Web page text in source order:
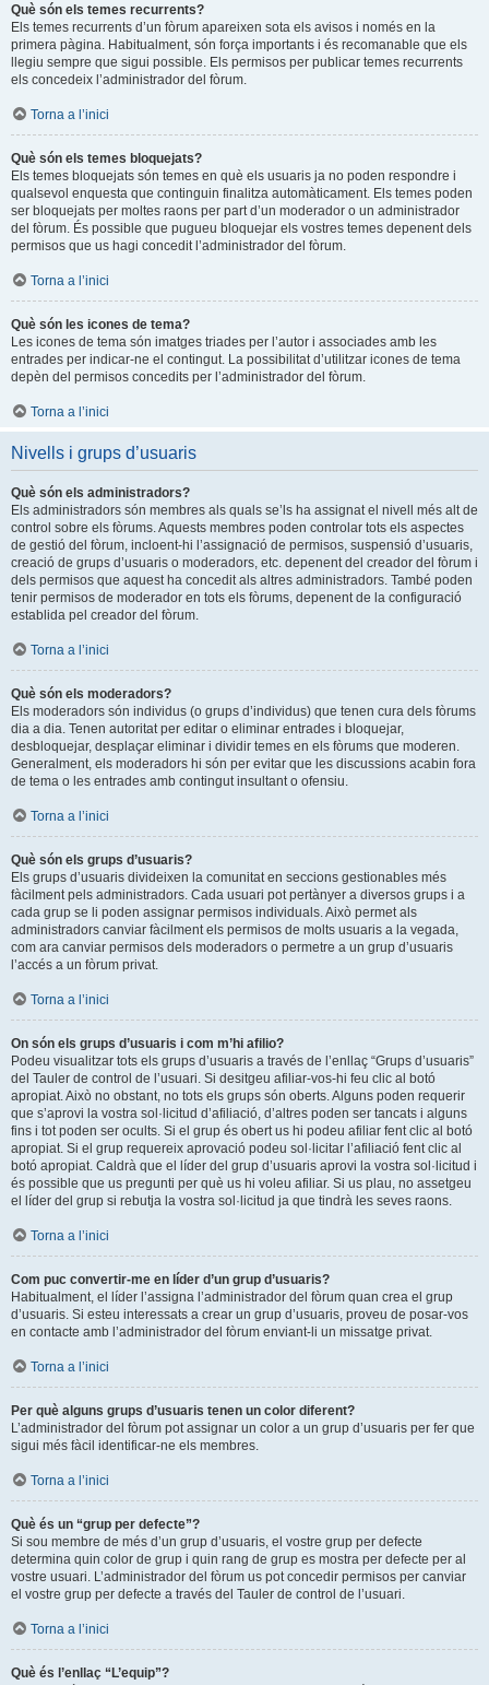
Què són els temes recurrents?
Els temes recurrents d’un fòrum apareixen sota els avisos i només en la
primera pàgina. Habitualment, són força importants i és recomanable que els
llegiu sempre que sigui possible. Els permisos per publicar temes recurrents
els concedeix l’administrador del fòrum.
Torna a l’inici
Què són els temes bloquejats?
Els temes bloquejats són temes en què els usuaris ja no poden respondre i
qualsevol enquesta que continguin finalitza automàticament. Els temes poden
ser bloquejats per moltes raons per part d’un moderador o un administrador
del fòrum. És possible que pugueu bloquejar els vostres temes depenent dels
permisos que us hagi concedit l’administrador del fòrum.
Torna a l’inici
Què són les icones de tema?
Les icones de tema són imatges triades per l’autor i associades amb les
entrades per indicar-ne el contingut. La possibilitat d’utilitzar icones de tema
depèn del permisos concedits per l’administrador del fòrum.
Torna a l’inici
Nivells i grups d’usuaris
Què són els administradors?
Els administradors són membres als quals se’ls ha assignat el nivell més alt de
control sobre els fòrums. Aquests membres poden controlar tots els aspectes
de gestió del fòrum, incloent-hi l’assignació de permisos, suspensió d’usuaris,
creació de grups d’usuaris o moderadors, etc. depenent del creador del fòrum i
dels permisos que aquest ha concedit als altres administradors. També poden
tenir permisos de moderador en tots els fòrums, depenent de la configuració
establida pel creador del fòrum.
Torna a l’inici
Què són els moderadors?
Els moderadors són individus (o grups d’individus) que tenen cura dels fòrums
dia a dia. Tenen autoritat per editar o eliminar entrades i bloquejar,
desbloquejar, desplaçar eliminar i dividir temes en els fòrums que moderen.
Generalment, els moderadors hi són per evitar que les discussions acabin fora
de tema o les entrades amb contingut insultant o ofensiu.
Torna a l’inici
Què són els grups d’usuaris?
Els grups d’usuaris divideixen la comunitat en seccions gestionables més
fàcilment pels administradors. Cada usuari pot pertànyer a diversos grups i a
cada grup se li poden assignar permisos individuals. Això permet als
administradors canviar fàcilment els permisos de molts usuaris a la vegada,
com ara canviar permisos dels moderadors o permetre a un grup d’usuaris
l’accés a un fòrum privat.
Torna a l’inici
On són els grups d’usuaris i com m’hi afilio?
Podeu visualitzar tots els grups d’usuaris a través de l’enllaç “Grups d’usuaris”
del Tauler de control de l’usuari. Si desitgeu afiliar-vos-hi feu clic al botó
apropiat. Això no obstant, no tots els grups són oberts. Alguns poden requerir
que s’aprovi la vostra sol·licitud d’afiliació, d’altres poden ser tancats i alguns
fins i tot poden ser ocults. Si el grup és obert us hi podeu afiliar fent clic al botó
apropiat. Si el grup requereix aprovació podeu sol·licitar l’afiliació fent clic al
botó apropiat. Caldrà que el líder del grup d’usuaris aprovi la vostra sol·licitud i
és possible que us pregunti per què us hi voleu afiliar. Si us plau, no assetgeu
el líder del grup si rebutja la vostra sol·licitud ja que tindrà les seves raons.
Torna a l’inici
Com puc convertir-me en líder d’un grup d’usuaris?
Habitualment, el líder l’assigna l’administrador del fòrum quan crea el grup
d’usuaris. Si esteu interessats a crear un grup d’usuaris, proveu de posar-vos
en contacte amb l’administrador del fòrum enviant-li un missatge privat.
Torna a l’inici
Per què alguns grups d’usuaris tenen un color diferent?
L’administrador del fòrum pot assignar un color a un grup d’usuaris per fer que
sigui més fàcil identificar-ne els membres.
Torna a l’inici
Què és un “grup per defecte”?
Si sou membre de més d’un grup d’usuaris, el vostre grup per defecte
determina quin color de grup i quin rang de grup es mostra per defecte per al
vostre usuari. L’administrador del fòrum us pot concedir permisos per canviar
el vostre grup per defecte a través del Tauler de control de l’usuari.
Torna a l’inici
Què és l’enllaç “L’equip”?